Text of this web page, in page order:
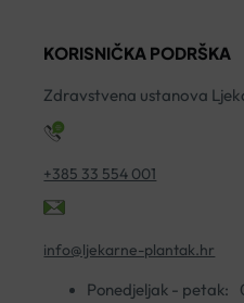
KORISNIČKA PODRŠKA
Zdravstvena ustanova
+385 33 554 001
info@ljekarne-plantak.hr
Ponedjeljak - petak: